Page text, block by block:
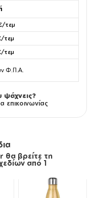
τεμ
τεμ
τεμ
Φ.Π.Α.
βρείτε τη
από 1